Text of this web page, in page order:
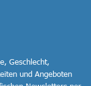
Geschlecht,
und Angeboten